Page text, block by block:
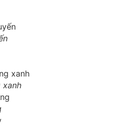
xanh